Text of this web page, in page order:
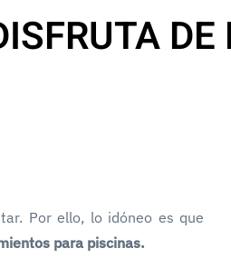
DE
Por ello, lo idóneo es que
para piscinas.